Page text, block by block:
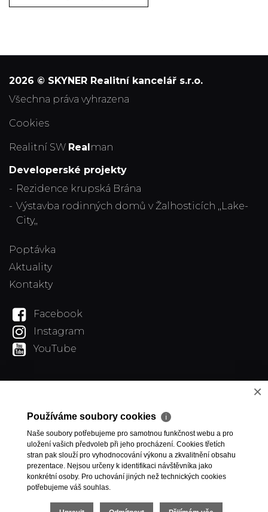
2026 © SKYNER Realitní kancelář s.r.o.
všechna práva vyhrazena
Cookies
Realitní SW Real man
Developerské projekty
Rezidence krupská Brána
Výstavba rodinných domů v Žalhosticích ,,Lake-
City,,
Poptávka
Aktuality
Kontakty
Facebook
Instagram
YouTube
×
Používáme soubory cookies ℹ
Naše soubory potřebujeme pro samotnou funkčnost webu a pro
uložení vašich předvoleb při jeho procházení. Cookies třetích
stran pak slouží pro vyhodnocování výkonu a zkvalitnění obsahu
prezentace. Nejsou určeny k identifikaci návštěvníka jako
konkrétní osoby. Pro uchování jiných než technických cookies
potřebujeme váš souhlas.